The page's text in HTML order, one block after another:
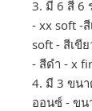
3. มี 6 สี 6
- xx soft -
soft - สีเขี
- สีดำ - x
4. มี 3 ขน
ออนซ์ - ข